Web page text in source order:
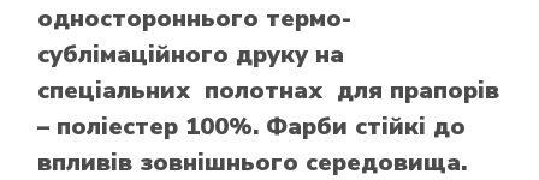
одностороннього термо-
сублімаційного друку на
спеціальних полотнах для прапорів
– поліестер 100%. Фарби стійкі до
впливів зовнішнього середовища.